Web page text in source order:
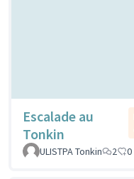
Escalade au
Tonkin
ULISTPA Tonkin
2 0